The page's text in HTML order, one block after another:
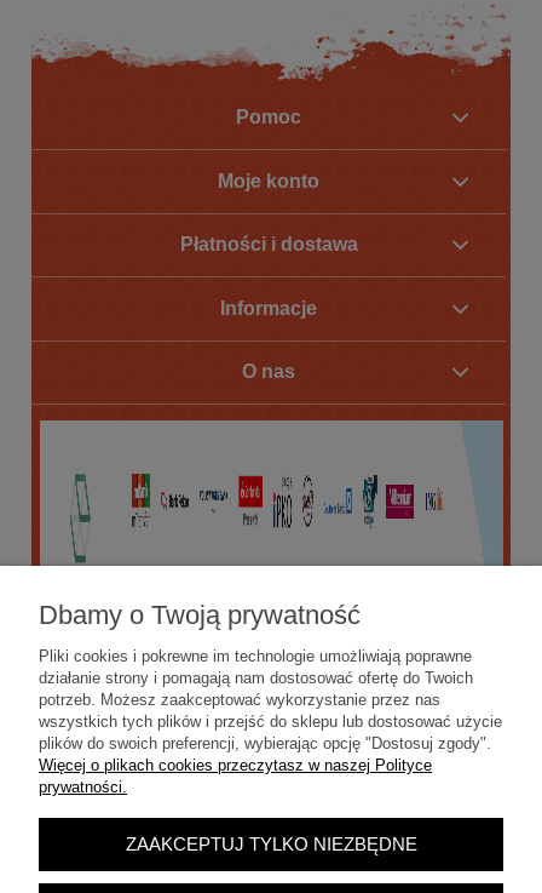
Pomoc
Moje konto
Płatności i dostawa
Informacje
O nas
POKAŻ PEŁNĄ WERSJĘ STRONY
Sklep internetowy Shoper.pl
Dbamy o Twoją prywatność
Pliki cookies i pokrewne im technologie umożliwiają poprawne
działanie strony i pomagają nam dostosować ofertę do Twoich
potrzeb. Możesz zaakceptować wykorzystanie przez nas
wszystkich tych plików i przejść do sklepu lub dostosować użycie
plików do swoich preferencji, wybierając opcję "Dostosuj zgody".
Więcej o plikach cookies przeczytasz w naszej Polityce
prywatności.
ZAAKCEPTUJ TYLKO NIEZBĘDNE